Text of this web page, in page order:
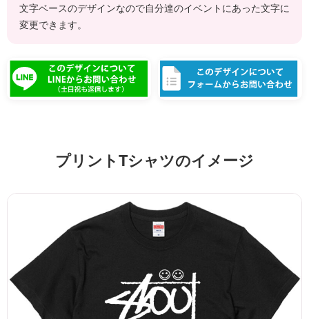
文字ベースのデザインなので自分達のイベントにあった文字に
変更できます。
プリントTシャツのイメージ